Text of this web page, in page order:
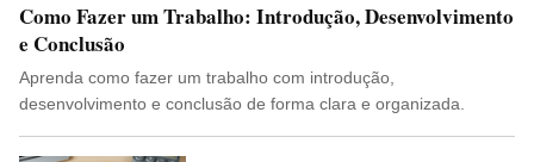
Como Fazer um Trabalho: Introdução, Desenvolvimento
e Conclusão
Aprenda como fazer um trabalho com introdução,
desenvolvimento e conclusão de forma clara e organizada.